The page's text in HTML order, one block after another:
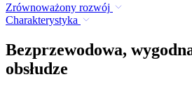
Zrównoważony rozwój
Charakterystyka
Bezprzewodowa,
obsłudze